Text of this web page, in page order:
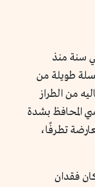
سنة منذ
طويلة من
من الطراز
المحافظ بشدة
تطرفًا،
فقدان